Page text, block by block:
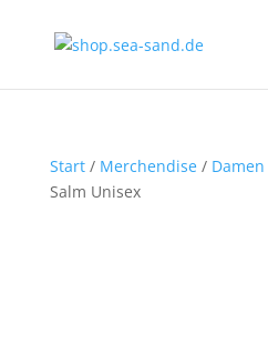
Start/ Merchendise/ Damen
Salm Unisex